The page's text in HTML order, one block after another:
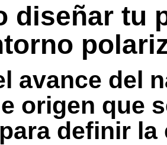
diseñar tu
avance del
origen que
definir